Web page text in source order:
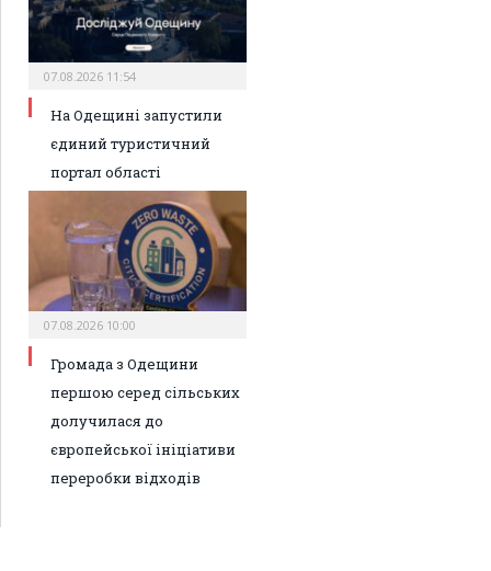
07.08.2026 11:54
На Одещині запустили
єдиний туристичний
портал області
07.08.2026 10:00
Громада з Одещини
першою серед сільських
долучилася до
європейської ініціативи
переробки відходів